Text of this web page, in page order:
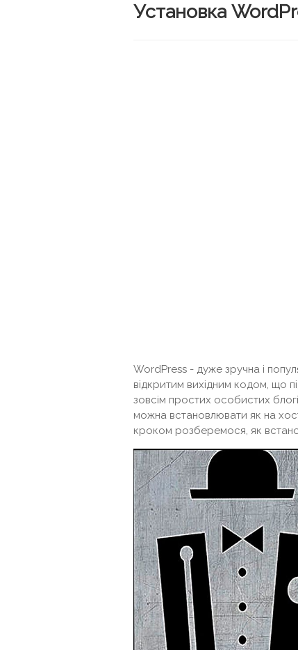
Установка
WordPress - дуже зручна і
відкритим вихідним кодом, що
зовсім простих особистих
можна встановлювати як на
кроком розберемося, як